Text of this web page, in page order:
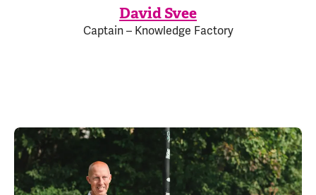
David Svee
Captain – Knowledge Factory